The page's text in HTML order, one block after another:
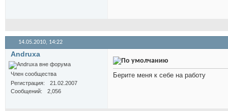
14.05.2010, 14:22
Andruxa
Член сообщества
Регистрация
21.02.2007
Сообщений
2,056
Берите меня к себе на работу